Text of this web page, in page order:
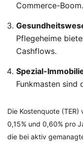
Commerce-Boom.
Pflegeheime
Cashflows.
Spezial-
Funkmasten sind
Die Kostenquote (TER)
0,15% und 0,60% pro
die bei aktiv